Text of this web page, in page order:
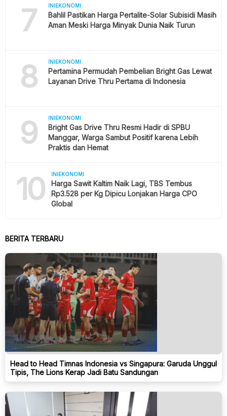
7 INIEKONOMI
Bahlil Pastikan Harga Pertalite-Solar Subisidi Masih
Aman Meski Harga Minyak Dunia Naik Turun
8 INIEKONOMI
Pertamina Permudah Pembelian Bright Gas Lewat
Layanan Drive Thru Pertama di Indonesia
9 INIEKONOMI
Bright Gas Drive Thru Resmi Hadir di SPBU
Manggar, Warga Sambut Positif karena Lebih
Praktis dan Hemat
10 INIEKONOMI
Harga Sawit Kaltim Naik Lagi, TBS Tembus
Rp3.528 per Kg Dipicu Lonjakan Harga CPO
Global
BERITA TERBARU
Head to Head Timnas Indonesia vs Singapura: Garuda Unggul
Tipis, The Lions Kerap Jadi Batu Sandungan